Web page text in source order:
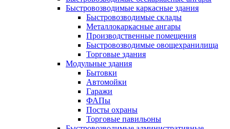
Быстровозводимые каркасные здания
Быстровозводимые склады
Металлокаркасные ангары
Производственные помещения
Быстровозводимые овощехранилища
Торговые здания
Модульные здания
Бытовки
Автомойки
Гаражи
ФАПы
Посты охраны
Торговые павильоны